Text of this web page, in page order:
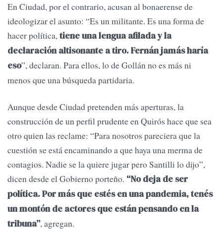
En Ciudad, por el contrario, acusan al bonaerense de
ideologizar el asunto: “Es un militante. Es una forma de
hacer política,tiene una lengua afilada y la
declaración altisonante a tiro. Fernán jamás haría
eso”, declaran. Para ellos, lo de Gollán no es más ni
menos que una búsqueda partidaria.
Aunque desde Ciudad pretenden más aperturas, la
construcción de un perfil prudente en Quirós hace que sea
otro quien las reclame: “Para nosotros pareciera que la
cuestión se está encaminando a que haya una merma de
contagios. Nadie se la quiere jugar pero Santilli lo dijo”,
dicen desde el Gobierno porteño. “No deja de ser
política. Por más que estés en una pandemia, tenés
un montón de actores que están pensando en la
tribuna”, agregan.